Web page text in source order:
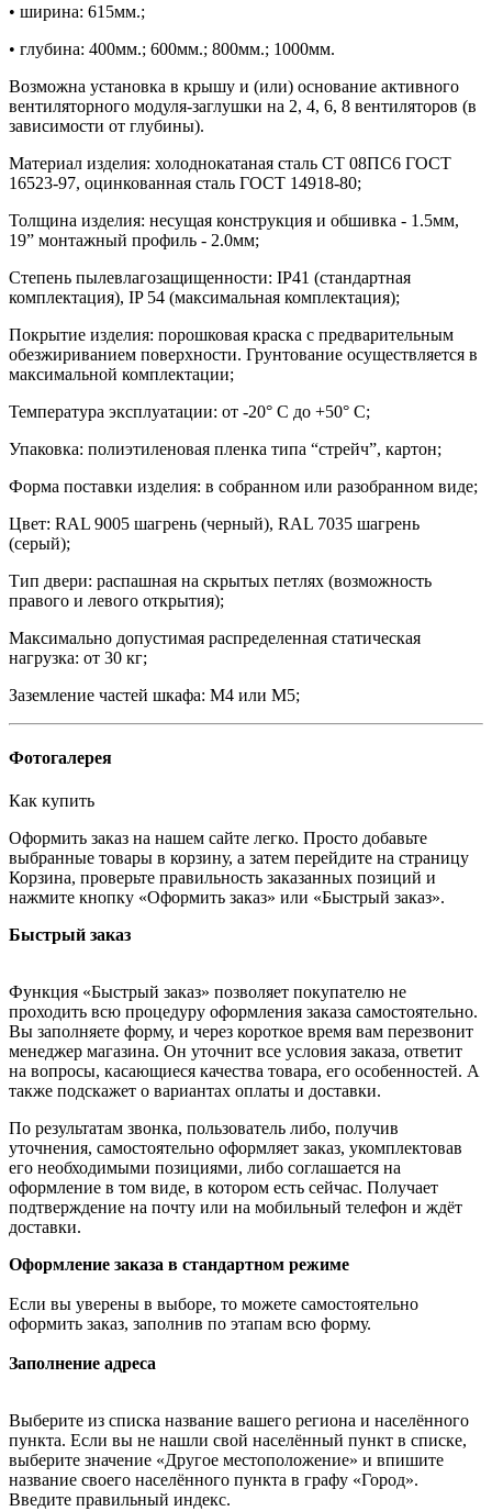
• ширина: 615мм.;
• глубина: 400мм.; 600мм.; 800мм.; 1000мм.
Возможна установка в крышу и (или) основание активного
вентиляторного модуля-заглушки на 2, 4, 6, 8 вентиляторов (в
зависимости от глубины).
Материал изделия: холоднокатаная сталь СТ 08ПС6 ГОСТ
16523-97, оцинкованная сталь ГОСТ 14918-80;
Толщина изделия: несущая конструкция и обшивка - 1.5мм,
19” монтажный профиль - 2.0мм;
Степень пылевлагозащищенности: IP41 (стандартная
комплектация), IP 54 (максимальная комплектация);
Покрытие изделия: порошковая краска с предварительным
обезжириванием поверхности. Грунтование осуществляется в
максимальной комплектации;
Температура эксплуатации: от -20° С до +50° С;
Упаковка: полиэтиленовая пленка типа “стрейч”, картон;
Форма поставки изделия: в собранном или разобранном виде;
Цвет: RAL 9005 шагрень (черный), RAL 7035 шагрень
(серый);
Тип двери: распашная на скрытых петлях (возможность
правого и левого открытия);
Максимально допустимая распределенная статическая
нагрузка: от 30 кг;
Заземление частей шкафа: М4 или М5;
Фотогалерея
Как купить
Оформить заказ на нашем сайте легко. Просто добавьте
выбранные товары в корзину, а затем перейдите на страницу
Корзина, проверьте правильность заказанных позиций и
нажмите кнопку «Оформить заказ» или «Быстрый заказ».
Быстрый заказ
Функция «Быстрый заказ» позволяет покупателю не
проходить всю процедуру оформления заказа самостоятельно.
Вы заполняете форму, и через короткое время вам перезвонит
менеджер магазина. Он уточнит все условия заказа, ответит
на вопросы, касающиеся качества товара, его особенностей. А
также подскажет о вариантах оплаты и доставки.
По результатам звонка, пользователь либо, получив
уточнения, самостоятельно оформляет заказ, укомплектовав
его необходимыми позициями, либо соглашается на
оформление в том виде, в котором есть сейчас. Получает
подтверждение на почту или на мобильный телефон и ждёт
доставки.
Оформление заказа в стандартном режиме
Если вы уверены в выборе, то можете самостоятельно
оформить заказ, заполнив по этапам всю форму.
Заполнение адреса
Выберите из списка название вашего региона и населённого
пункта. Если вы не нашли свой населённый пункт в списке,
выберите значение «Другое местоположение» и впишите
название своего населённого пункта в графу «Город».
Введите правильный индекс.